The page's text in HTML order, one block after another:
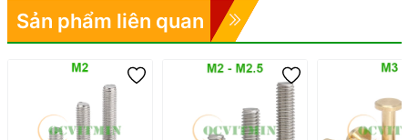
Sản phẩm liên quan